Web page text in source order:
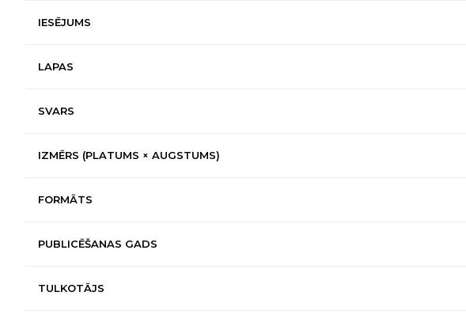
IESĒJUMS
LAPAS
SVARS
IZMĒRS (PLATUMS × AUGSTUMS)
FORMĀTS
PUBLICĒŠANAS GADS
TULKOTĀJS